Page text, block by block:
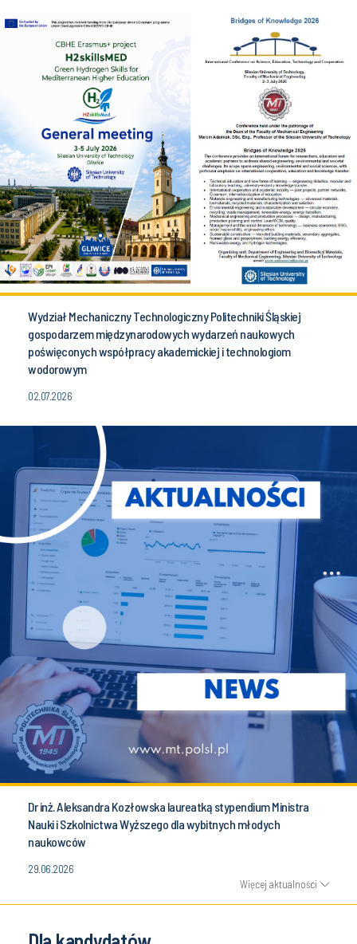
Wydział Mechaniczny Technologiczny Politechniki Śląskiej
gospodarzem międzynarodowych wydarzeń naukowych
poświęconych współpracy akademickiej i technologiom
wodorowym
02.07.2026
Dr inż. Aleksandra Kozłowska laureatką stypendium Ministra
Nauki i Szkolnictwa Wyższego dla wybitnych młodych
naukowców
29.06.2026
Więcej aktualności